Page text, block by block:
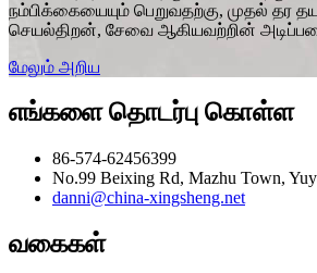
நம்பிக்கையையும் பெறுவதற்கு, முதல் தர
செயல்திறன், சேவை ஆகியவற்றின்
மேலும் அறிய
எங்களை தொடர்பு கொள்ள
86-574-62456399
No.99 Beixing Rd, Mazhu Town,
danni@china-xingsheng.net
வகைகள்